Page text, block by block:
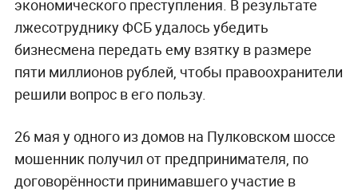
экономического преступления. В результате
лжесотруднику ФСБ удалось убедить
бизнесмена передать ему взятку в размере
пяти миллионов рублей, чтобы правоохранители
решили вопрос в его пользу.
26 мая у одного из домов на Пулковском шоссе
мошенник получил от предпринимателя, по
договорённости принимавшего участие в